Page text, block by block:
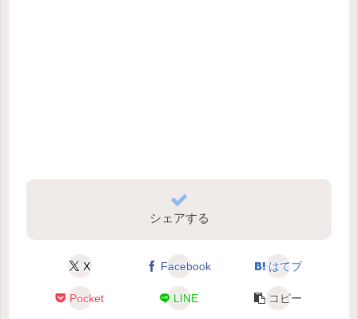
シェアする
X Facebook はてブ
Pocket LINE コピー